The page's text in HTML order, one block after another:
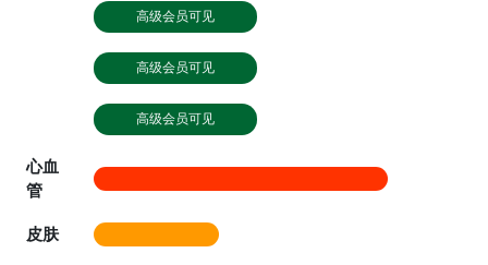
高级会员可见
高级会员可见
高级会员可见
心血
管
皮肤